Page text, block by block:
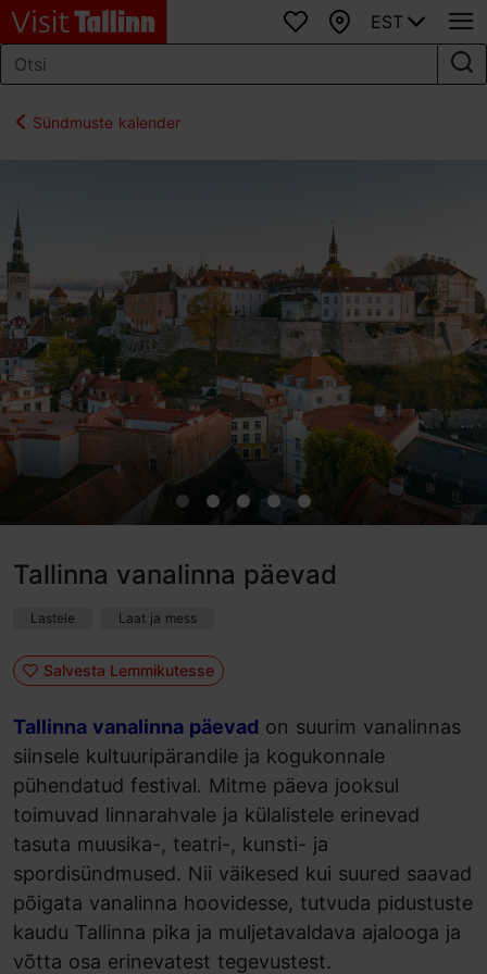
Lemmikud
Kaart
EST
Sündmuste kalender
Tallinna vanalinna päevad
Lastele Laat ja mess
Salvesta Lemmikutesse
Tallinna vanalinna päevad on suurim vanalinnas
siinsele kultuuripärandile ja kogukonnale
pühendatud festival. Mitme päeva jooksul
toimuvad linnarahvale ja külalistele erinevad
tasuta muusika-, teatri-, kunsti- ja
spordisündmused. Nii väikesed kui suured saavad
põigata vanalinna hoovidesse, tutvuda pidustuste
kaudu Tallinna pika ja muljetavaldava ajalooga ja
võtta osa erinevatest tegevustest.